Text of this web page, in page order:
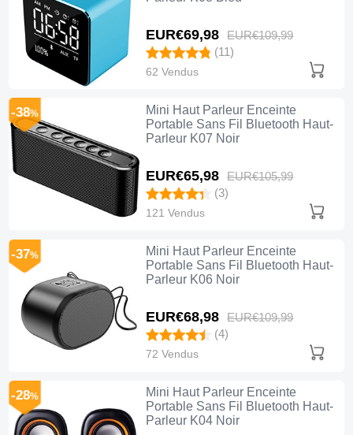
EUR€69,98 EUR€109,99
(11)
62 Vendus
Mini Haut Parleur Enceinte
Portable Sans Fil Bluetooth Haut-
Parleur K07 Noir
EUR€65,98 EUR€105,99
-38%
(3)
121 Vendus
Mini Haut Parleur Enceinte
Portable Sans Fil Bluetooth Haut-
Parleur K06 Noir
EUR€68,98 EUR€109,99
-37%
(4)
72 Vendus
Mini Haut Parleur Enceinte
Portable Sans Fil Bluetooth Haut-
Parleur K04 Noir
-28%